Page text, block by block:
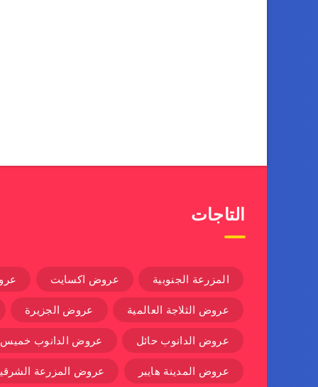
التاجات
المزرعة الجنوبية عروض اكسايت
عروض الثلاجة العالمية عروض الجزيرة
عروض الدانوب حائل عروض الدانوب
عروض المدينة هايبر عروض المزرعة